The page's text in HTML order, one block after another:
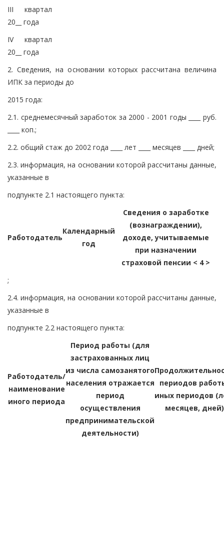
III квартал
20__ года
IV квартал
20__ года
2. Сведения, на основании которых рассчитана величина
ИПК за периоды до
2015 года:
2.1. среднемесячный заработок за 2000 - 2001 годы ____ руб.
____ коп.;
2.2. общий стаж до 2002 года ____ лет ____ месяцев ____ дней;
2.3. информация, на основании которой рассчитаны данные,
указанные в
подпункте 2.1 настоящего пункта:
Работодатель
Календарный
год
Сведения о заработке
(вознаграждении),
доходе, учитываемые
при назначении
страховой пенсии < 4 >
;
2.4. информация, на основании которой рассчитаны данные,
указанные в
подпункте 2.2 настоящего пункта:
Работодатель/
наименование
иного периода
Период работы (для
застрахованных лиц
из числа самозанятого
населения отражается
период
осуществления
предпринимательской
деятельности)
периодов
иных периодов
месяцев, дней)